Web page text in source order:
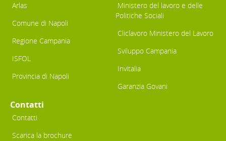
Arlas
Comune di Napoli
Regione Campania
ISFOL
Provincia di Napoli
Ministero del lavoro e delle
Politiche Sociali
Cliclavoro Ministero del Lavoro
Sviluppo Campania
Invitalia
Garanzia Govani
Contatti
Contatti
Scarica la brochure